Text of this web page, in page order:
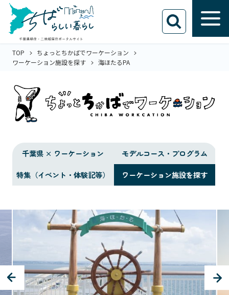
TOP
ちょっとちかばでワーケーション
ワーケーション施設を探す
海ほたるPA
千葉県 × ワーケーション
モデルコース・プログラム
特集（イベント・体験記等）
ワーケーション施設を探す